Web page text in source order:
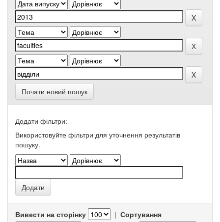
Почати новий пошук
Додати фільтри:
Використовуйте фільтри для уточнення результатів
пошуку.
Вивести на сторінку | Сортування